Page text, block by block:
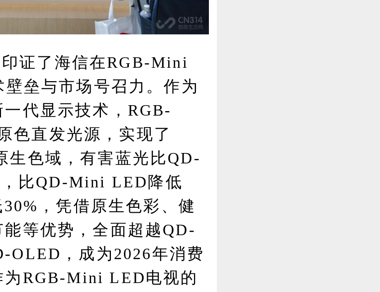
证了海信在RGB-Mini
垒与市场号召力。作为
代显示技术，RGB-
色直发光源，实现了
生色域，有害蓝光比QD-
比QD-Mini LED降低
，凭借原生色彩、健
等优势，全面超越QD-
OLED，成为2026年消费
为RGB-Mini LED电视的